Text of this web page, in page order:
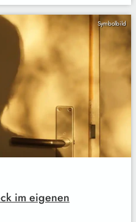
Symbolbild
im eigenen